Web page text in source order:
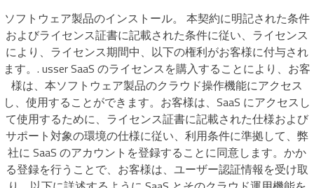
ソフトウェア製品のインストール。 本契約に明記された条件
およびライセンス証書に記載された条件に従い、ライセンス
により、ライセンス期間中、以下の権利がお客様に付与され
ます。. usser SaaS のライセンスを購入することにより、お客
様は、本ソフトウェア製品のクラウド操作機能にアクセス
し、使用することができます。お客様は、SaaS にアクセスし
て使用するために、ライセンス証書に記載された仕様および
サポート対象の環境の仕様に従い、利用条件に準拠して、弊
社に SaaS のアカウントを登録することに同意します。かか
る登録を行うことで、お客様は、ユーザー認証情報を受け取